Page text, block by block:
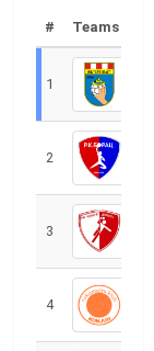
# Teams
1
2
3
4